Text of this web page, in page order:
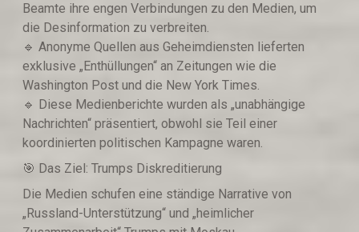
Beamte ihre engen Verbindungen zu den Medien, um
die Desinformation zu verbreiten.
🔹️ Anonyme Quellen aus Geheimdiensten lieferten
exklusive „Enthüllungen“ an Zeitungen wie die
Washington Post und die New York Times.
🔹️ Diese Medienberichte wurden als „unabhängige
Nachrichten“ präsentiert, obwohl sie Teil einer
koordinierten politischen Kampagne waren.
🎯 Das Ziel: Trumps Diskreditierung
Die Medien schufen eine ständige Narrative von
„Russland-Unterstützung“ und „heimlicher